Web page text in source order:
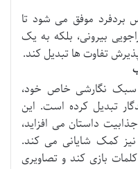
بردفرد موفق می شود تا
بیرونی، بلکه به یک
تفاوت ها تبدیل کند.
سبک نگارشی خاص خود،
تبدیل کرده است. این
داستان می افزاید،
نیز کمک شایانی می کند.
بازی کند و تصاویری